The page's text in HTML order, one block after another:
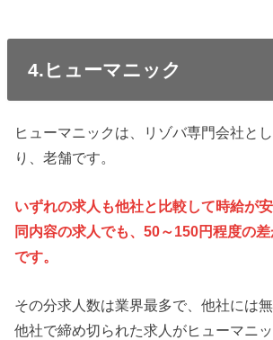
4.ヒューマニック
ヒューマニックは、リゾバ専門会社と
り、老舗です。
いずれの求人も他社と比較して時給が安
同内容の求人でも、50～150円程度の
です。
その分求人数は業界最多で、他社には無
他社で締め切られた求人がヒューマニ